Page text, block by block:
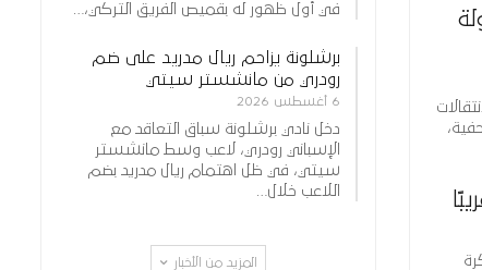
في أول ظهور له بقميص الفريق التركي،…
برشلونة يزاحم ريال مدريد على ضم
رودري من مانشستر سيتي
6 أغسطس 2026
دخل نادي برشلونة سباق التعاقد مع
الإسباني رودري، لاعب وسط مانشستر
سيتي، في ظل اهتمام ريال مدريد بضم
اللاعب خلال…
المزيد من الأخبار